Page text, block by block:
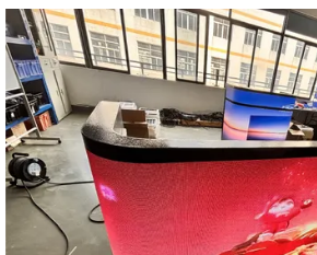
NOUVELLES
DEMANDEZ
UNE
CITATION
SITEMAP